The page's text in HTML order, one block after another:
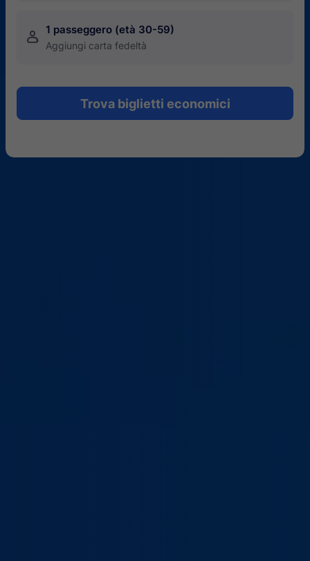
󱍂 1 passeggero (età 30-59)
Aggiungi carta fedeltà
Trova biglietti economici